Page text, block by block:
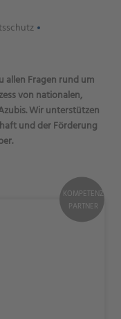
KOMPETENZ
PARTNER
allen Fragen rund um
von nationalen,
Wir unterstützen
und der Förderung